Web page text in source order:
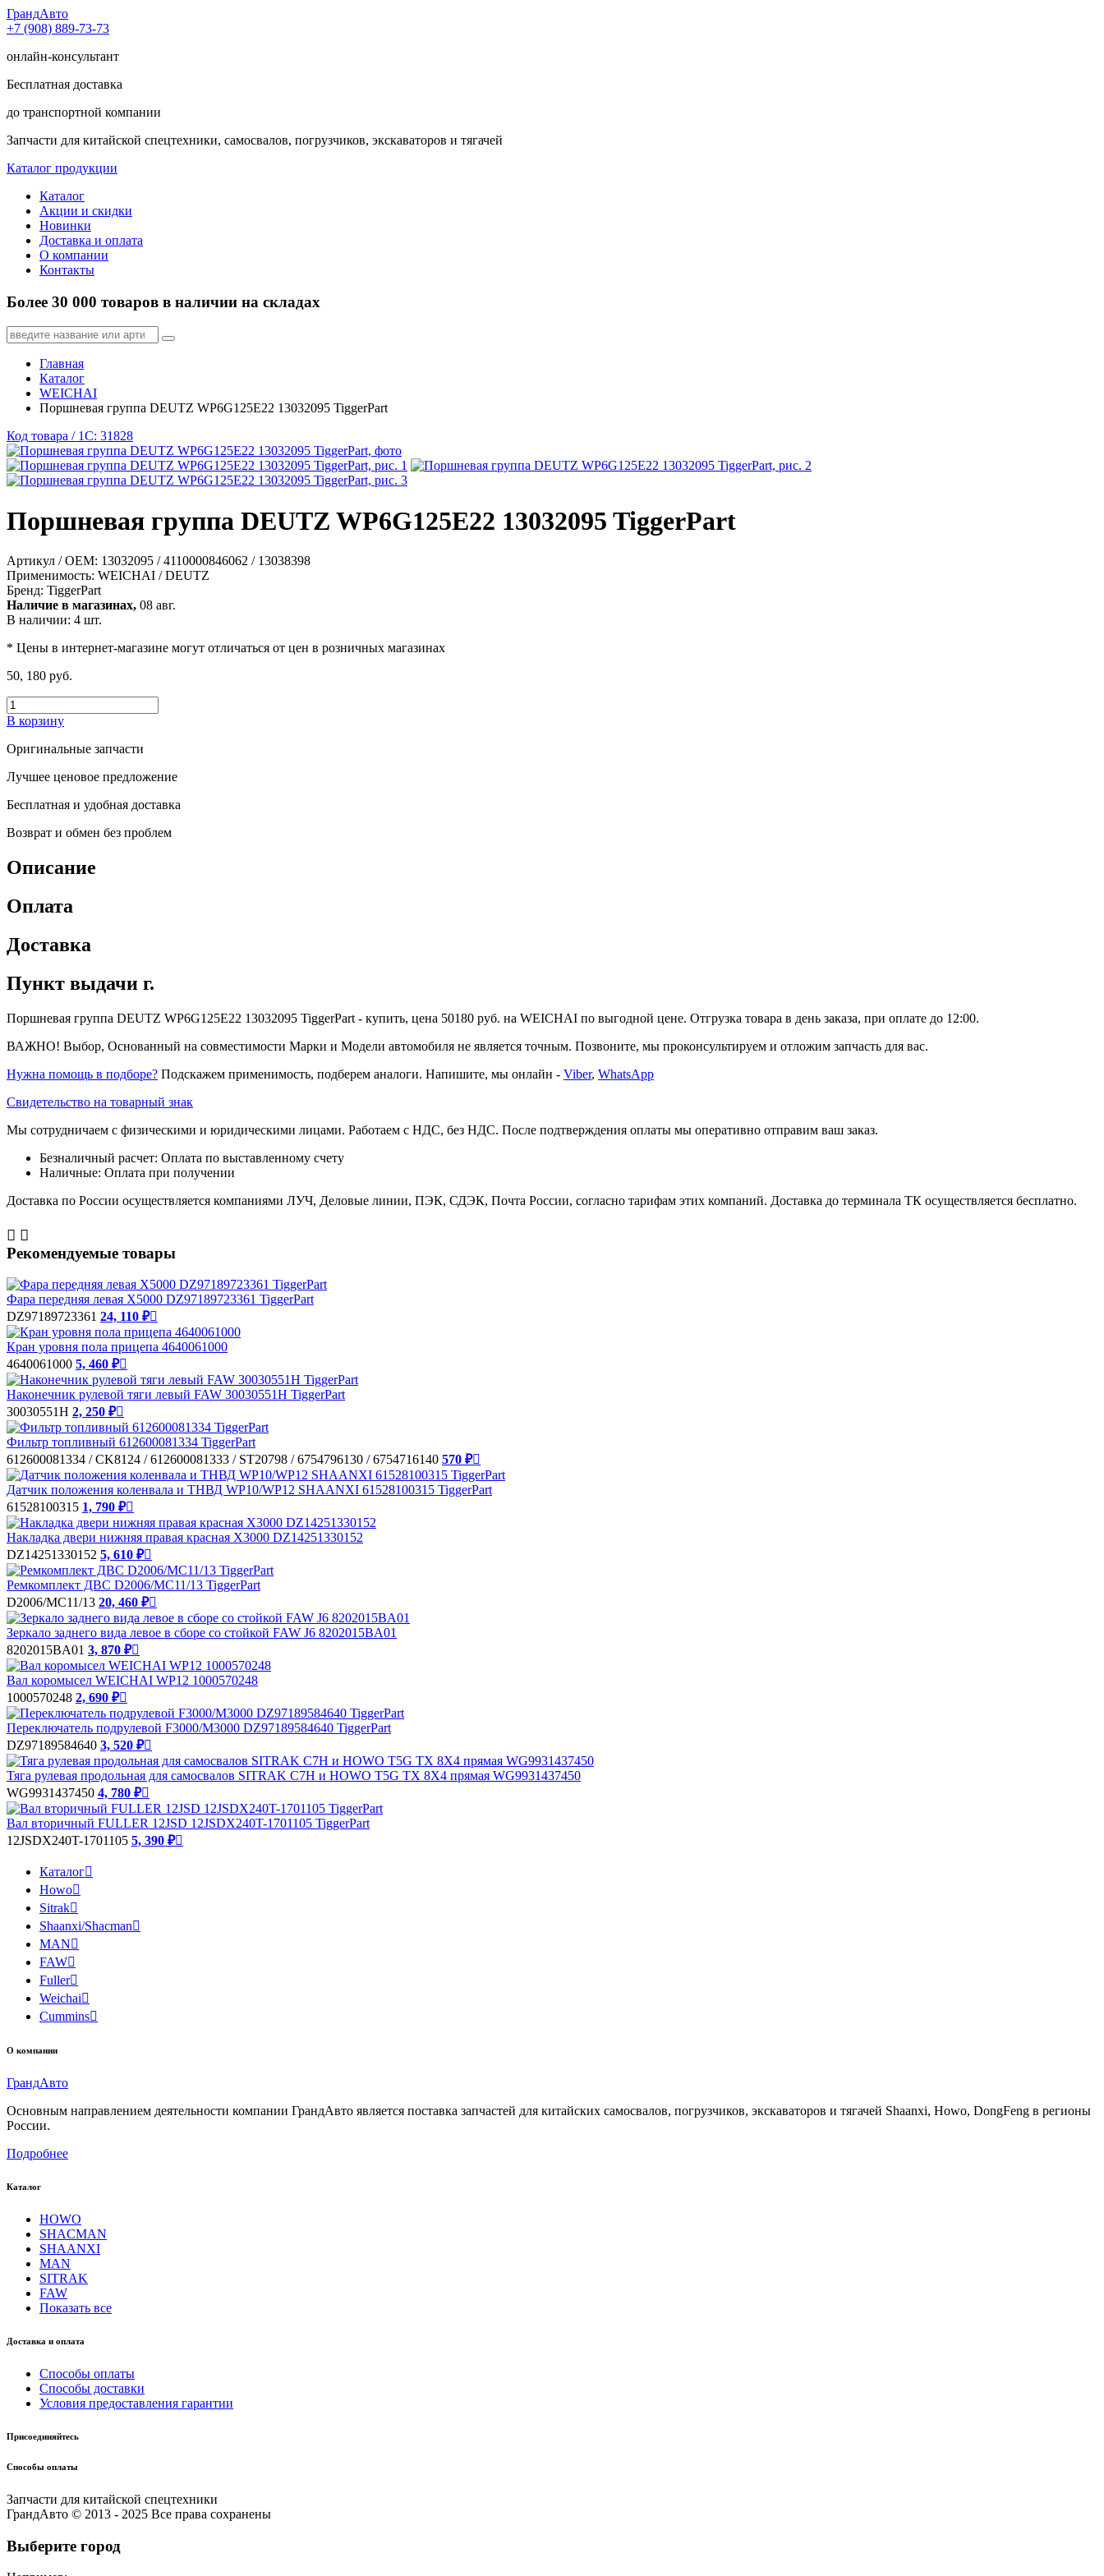
ГрандАвто
+7 (908) 889-73-73
онлайн-консультант
Бесплатная доставка
до транспортной компании
Запчасти для китайской спецтехники, самосвалов, погрузчиков, экскаваторов и тягачей
Каталог продукции
Каталог
Акции и скидки
Новинки
Доставка и оплата
О компании
Контакты
Более 30 000 товаров в наличии на складах
Главная
Каталог
WEICHAI
Поршневая группа DEUTZ WP6G125E22 13032095 TiggerPart
Код товара / 1C: 31828
Поршневая группа DEUTZ WP6G125E22 13032095 TiggerPart
Артикул / OEM: 13032095 / 4110000846062 / 13038398
Применимость: WEICHAI / DEUTZ
Бренд: TiggerPart
Наличие в магазинах, 08 авг.
В наличии: 4 шт.
* Цены в интернет-магазине могут отличаться от цен в розничных магазинах
50, 180 руб.
В корзину
Оригинальные запчасти
Лучшее ценовое предложение
Бесплатная и удобная доставка
Возврат и обмен без проблем
Описание
Оплата
Доставка
Пункт выдачи г.
Поршневая группа DEUTZ WP6G125E22 13032095 TiggerPart - купить, цена 50180 руб. на WEICHAI по выгодной цене. Отгрузка товара в день заказа, при оплате до 12:00.
ВАЖНО! Выбор, Основанный на совместимости Марки и Модели автомобиля не является точным. Позвоните, мы проконсультируем и отложим запчасть для вас.
Нужна помощь в подборе? Подскажем применимость, подберем аналоги. Напишите, мы онлайн - Viber, WhatsApp
Свидетельство на товарный знак
Мы сотрудничаем с физическими и юридическими лицами. Работаем с НДС, без НДС. После подтверждения оплаты мы оперативно отправим ваш заказ.
Безналичный расчет: Оплата по выставленному счету
Наличные: Оплата при получении
Доставка по России осуществляется компаниями ЛУЧ, Деловые линии, ПЭК, СДЭК, Почта России, согласно тарифам этих компаний. Доставка до терминала ТК осуществляется бесплатно.
 
Рекомендуемые товары
Фара передняя левая X5000 DZ97189723361 TiggerPart
DZ97189723361 24, 110 ₽
Кран уровня пола прицепа 4640061000
4640061000 5, 460 ₽
Наконечник рулевой тяги левый FAW 30030551H TiggerPart
30030551H 2, 250 ₽
Фильтр топливный 612600081334 TiggerPart
612600081334 / CK8124 / 612600081333 / ST20798 / 6754796130 / 6754716140 570 ₽
Датчик положения коленвала и ТНВД WP10/WP12 SHAANXI 61528100315 TiggerPart
61528100315 1, 790 ₽
Накладка двери нижняя правая красная Х3000 DZ14251330152
DZ14251330152 5, 610 ₽
Ремкомплект ДВС D2006/MC11/13 TiggerPart
D2006/MC11/13 20, 460 ₽
Зеркало заднего вида левое в сборе со стойкой FAW J6 8202015BA01
8202015BA01 3, 870 ₽
Вал коромысел WEICHAI WP12 1000570248
1000570248 2, 690 ₽
Переключатель подрулевой F3000/M3000 DZ97189584640 TiggerPart
DZ97189584640 3, 520 ₽
Тяга рулевая продольная для самосвалов SITRAK C7H и HOWO T5G TX 8X4 прямая WG9931437450
WG9931437450 4, 780 ₽
Вал вторичный FULLER 12JSD 12JSDX240T-1701105 TiggerPart
12JSDX240T-1701105 5, 390 ₽
Каталог
Howo
Sitrak
Shaanxi/Shacman
MAN
FAW
Fuller
Weichai
Cummins
О компании
ГрандАвто
Основным направлением деятельности компании ГрандАвто является поставка запчастей для китайских самосвалов, погрузчиков, экскаваторов и тягачей Shaanxi, Howo, DongFeng в регионы
России.
Подробнее
Каталог
HOWO
SHACMAN
SHAANXI
MAN
SITRAK
FAW
Показать все
Доставка и оплата
Способы оплаты
Способы доставки
Условия предоставления гарантии
Присоединяйтесь
Способы оплаты
Запчасти для китайской спецтехники
ГрандАвто © 2013 - 2025 Все права сохранены
Выберите город